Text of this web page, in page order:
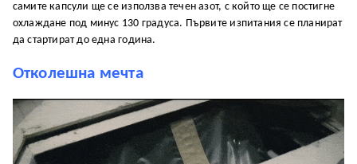
самите капсули ще се използва течен азот, с който ще се постигне
охлаждане под минус 130 градуса. Първите изпитания се планират
да стартират до една година.
Отколешна мечта